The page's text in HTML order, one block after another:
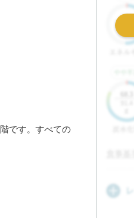
です。すべての